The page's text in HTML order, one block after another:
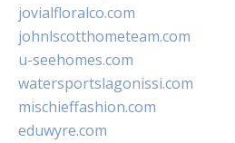
jovialfloralco.com
johnlscotthometeam.com
u-seehomes.com
watersportslagonissi.com
mischieffashion.com
eduwyre.com